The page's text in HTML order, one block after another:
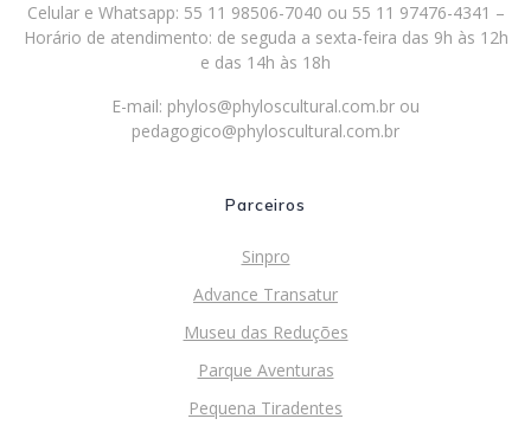
Celular e Whatsapp: 55 11 98506-7040 ou 55 11 97476-4341 –
Horário de atendimento: de seguda a sexta-feira das 9h às 12h
e das 14h às 18h
E-mail: phylos@phyloscultural.com.br ou
pedagogico@phyloscultural.com.br
Parceiros
Sinpro
Advance Transatur
Museu das Reduções
Parque Aventuras
Pequena Tiradentes